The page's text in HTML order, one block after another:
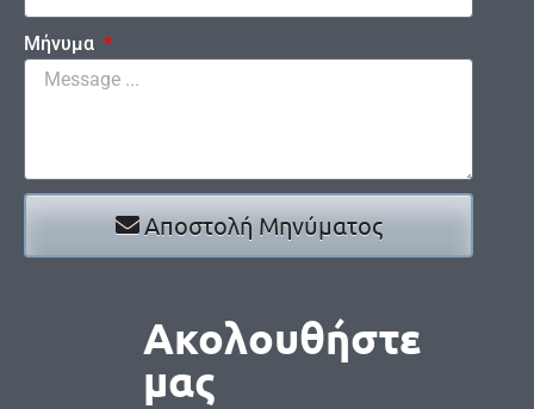
Μήνυμα
Αποστολή Μηνύματος
Ακολουθήστε
μας